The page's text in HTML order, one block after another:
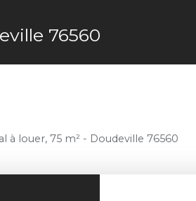
76560
à louer, 75 m² - Doudeville 76560